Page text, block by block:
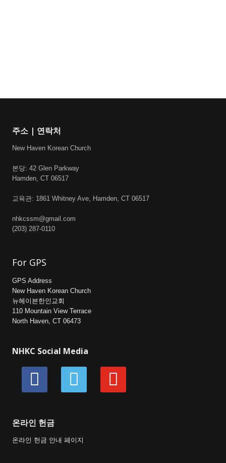
주소 | 연락처
New Haven Korean Church
본당: 42 Glen Parkway
Hamden, CT 06517
교육관: 1861 Whitney Ave, Hamden, CT 06517
nhkcssm@gmail.com
(203) 287-0110
For GPS
GPS Address
New Haven Korean Church
뉴헤이븐한인교회
110 Mountain View Terrace
North Haven, CT 06473
NHKC Social Media
facebook vimeo youtube
온라인 헌금
온라인 헌금 안내 페이지